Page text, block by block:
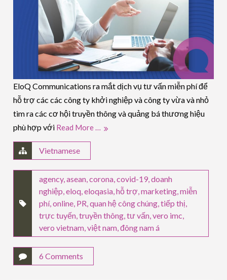
EloQ Communications ra mắt dịch vụ tư vấn miễn phí để
hỗ trợ các các công ty khởi nghiệp và công ty vừa và nhỏ
tìm ra các cơ hội truyền thông và quảng bá thương hiệu
phù hợp với Read More …
Vietnamese
agency,asean,corona,covid-19,doanh
nghiệp,eloq,eloqasia,hỗ trợ,marketing,miễn
phí,online, PR,quan hệ công chúng,tiếp thị,
trực tuyến,truyền thông,tư vấn,vero imc,
vero vietnam,việt nam,đông nam á
6 Comments